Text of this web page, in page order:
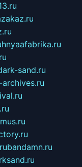
sand.ru
archives.ru
bandamn.ru